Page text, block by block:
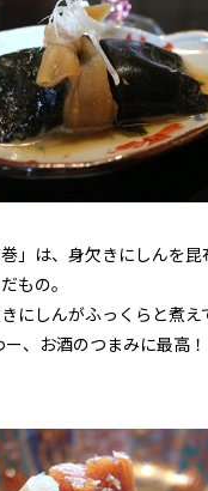
巻」は、身欠きにしんを
もの。
にしんがふっくらと煮え
ー、お酒のつまみに最高